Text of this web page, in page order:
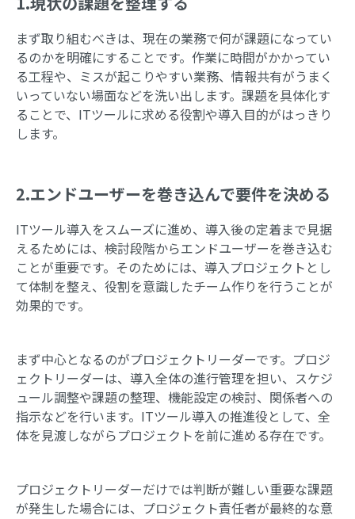
まず取り組むべきは、現在の業務で何が課題になってい
るのかを明確にすることです。作業に時間がかかってい
る工程や、ミスが起こりやすい業務、情報共有がうまく
いっていない場面などを洗い出します。課題を具体化す
ることで、ITツールに求める役割や導入目的がはっきり
します。
2.エンドユーザーを巻き込んで要件を決める
ITツール導入をスムーズに進め、導入後の定着まで見据
えるためには、検討段階からエンドユーザーを巻き込む
ことが重要です。そのためには、導入プロジェクトとし
て体制を整え、役割を意識したチーム作りを行うことが
効果的です。
まず中心となるのがプロジェクトリーダーです。プロジ
ェクトリーダーは、導入全体の進行管理を担い、スケジ
ュール調整や課題の整理、機能設定の検討、関係者への
指示などを行います。ITツール導入の推進役として、全
体を見渡しながらプロジェクトを前に進める存在です。
プロジェクトリーダーだけでは判断が難しい重要な課題
が発生した場合には、プロジェクト責任者が最終的な意